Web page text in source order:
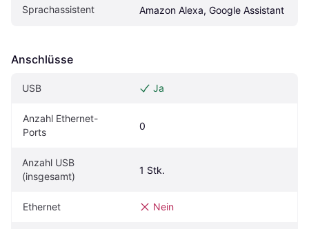
Sprachassistent Amazon Alexa, Google Assistant
Anschlüsse
USB Ja
Anzahl Ethernet-
Ports
0
Anzahl USB
(insgesamt)
1 Stk.
Ethernet Nein